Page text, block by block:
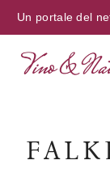
Un portale del